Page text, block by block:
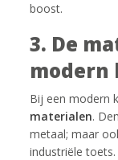
boost.
3. De
modern
Bij een modern
materialen.
metaal; maar
industriële